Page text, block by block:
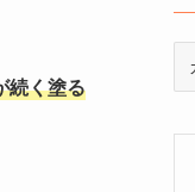
続く塗る
リ